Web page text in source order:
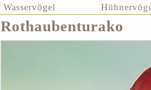
Wasservögel
Rothaubenturako